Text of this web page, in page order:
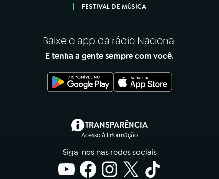
FESTIVAL DE MÚSICA
Baixe o app da rádio Nacional
E tenha a gente sempre com você.
TRANSPARÊNCIA
Acesso à Informação
(abre em nova aba)
Siga-nos nas redes sociais